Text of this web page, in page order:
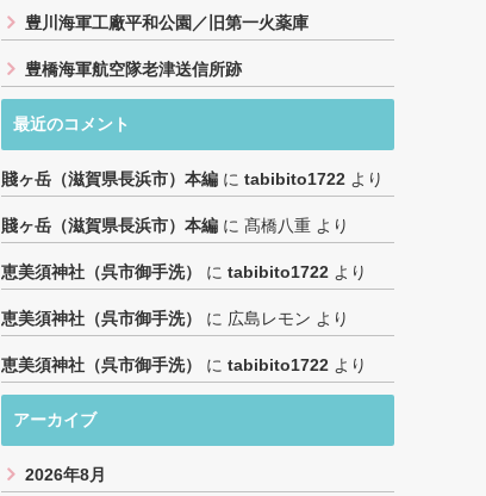
豊川海軍工廠平和公園／旧第一火薬庫
豊橋海軍航空隊老津送信所跡
最近のコメント
賤ヶ岳（滋賀県長浜市）本編 に tabibito1722 より
賤ヶ岳（滋賀県長浜市）本編 に 髙橋八重 より
恵美須神社（呉市御手洗） に tabibito1722 より
恵美須神社（呉市御手洗） に 広島レモン より
恵美須神社（呉市御手洗） に tabibito1722 より
アーカイブ
2026年8月